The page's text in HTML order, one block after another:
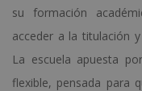
su formación
acceder a la titulación
La escuela apuesta
flexible, pensada para